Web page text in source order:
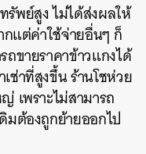
รัพย์สูง ไม่ได้ส่งผลให้
กแต่ค่าใช้จ่ายอื่นๆ ก็
ขายราคาข้าวแกงได้
ช่าที่สูงขึ้น ร้านโชห่วย
เพราะไม่สามารถ
มต้องถูกย้ายออกไป